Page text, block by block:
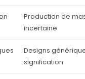
Production de
incertaine
Designs
signification